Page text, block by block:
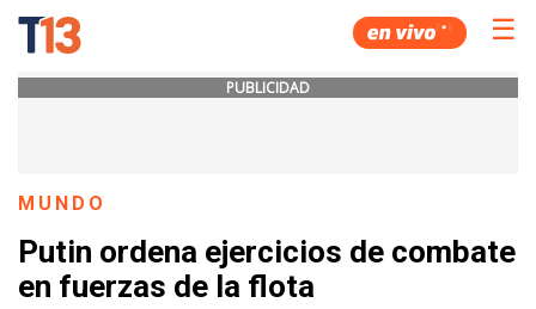
☰
PUBLICIDAD
MUNDO
Putin ordena ejercicios de combate
en fuerzas de la flota